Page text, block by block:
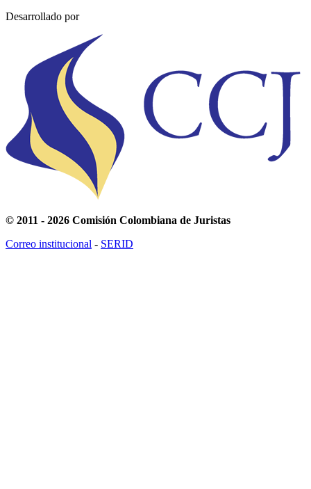
Desarrollado por
© 2011 - 2026 Comisión Colombiana de Juristas
Correo institucional - SERID